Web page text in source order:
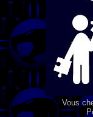
Vous